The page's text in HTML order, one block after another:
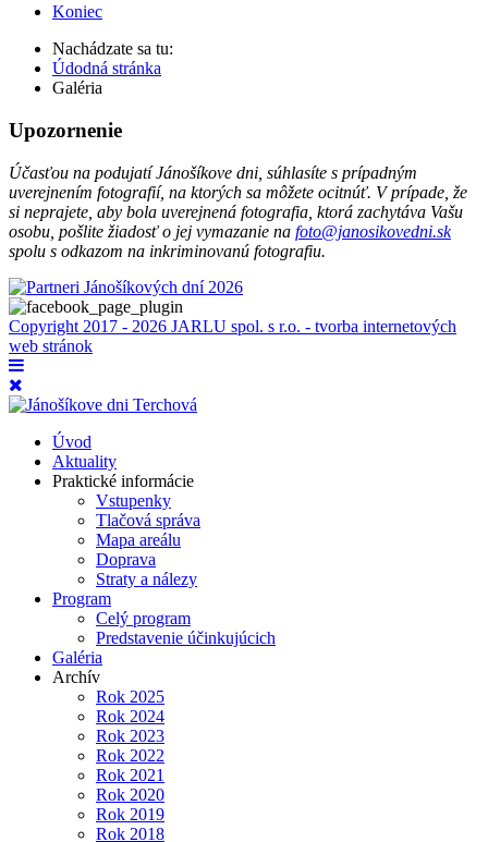
Koniec
Nachádzate sa tu:
Údodná stránka
Galéria
Upozornenie
Účasťou na podujatí Jánošíkove dni, súhlasíte s prípadným
uverejnením fotografií, na ktorých sa môžete ocitnúť. V prípade, že
si neprajete, aby bola uverejnená fotografia, ktorá zachytáva Vašu
osobu, pošlite žiadosť o jej vymazanie na foto@janosikovedni.sk
spolu s odkazom na inkriminovanú fotografiu.
Copyright 2017 - 2026 JARLU spol. s r.o. - tvorba internetových
web stránok
Úvod
Aktuality
Praktické informácie
Vstupenky
Tlačová správa
Mapa areálu
Doprava
Straty a nálezy
Program
Celý program
Predstavenie účinkujúcich
Galéria
Archív
Rok 2025
Rok 2024
Rok 2023
Rok 2022
Rok 2021
Rok 2020
Rok 2019
Rok 2018